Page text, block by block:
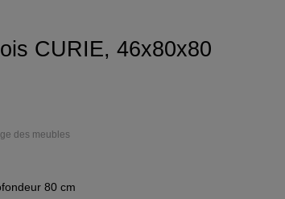
CURIE, 46x80x80
des meubles
80 cm